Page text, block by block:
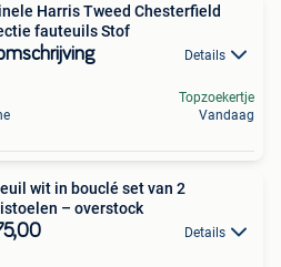
Harris Tweed Chesterfield
fauteuils Stof
Details
Topzoekertje
Vandaag
wit in bouclé set van 2
– overstock
Details